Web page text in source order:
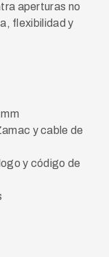
aperturas no
flexibilidad y
y cable de
y código de